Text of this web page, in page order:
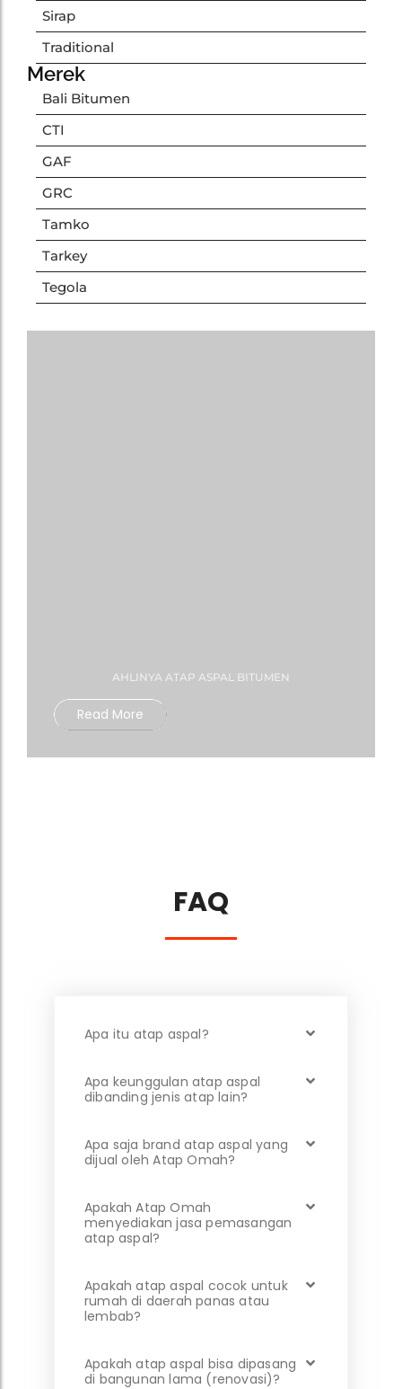
Sirap
Traditional
Merek
Bali Bitumen
CTI
GAF
GRC
Tamko
Tarkey
Tegola
AHLINYA ATAP ASPAL BITUMEN
Read More
FAQ
Apa itu atap aspal?
Apa keunggulan atap aspal
dibanding jenis atap lain?
Apa saja brand atap aspal yang
dijual oleh Atap Omah?
Apakah Atap Omah
menyediakan jasa pemasangan
atap aspal?
Apakah atap aspal cocok untuk
rumah di daerah panas atau
lembab?
Apakah atap aspal bisa dipasang
di bangunan lama (renovasi)?